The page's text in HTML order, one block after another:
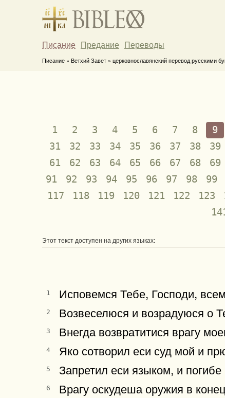
Писание Предание Переводы
Писание » Ветхий Завет » церковнославянский перевод русскими
1 2 3 4 5 6 7 8 9
31
32 33 34 35 36 37 38 39
61
62 63 64 65 66 67 68 69
91
92 93 94 95 96 97 98 99
117
118 119 120 121 122 123
Этот текст доступен на других языках:
1 Исповемся Тебе, Господи,
2 Возвеселюся и возрадуюся о
3 Внегда возвратитися врагу
4 Яко сотворил еси суд мой и
5 Запретил еси языком, и
6 Врагу оскудеша оружия в